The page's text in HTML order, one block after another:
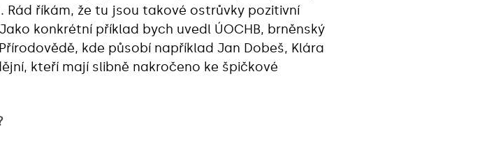
říkám, že tu jsou takové ostrůvky pozitivní
konkrétní příklad bych uvedl ÚOCHB, brněnský
kde působí například Jan Dobeš, Klára
kteří mají slibně nakročeno ke špičkové